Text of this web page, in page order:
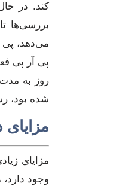
کند. در
می‌دهد، پی
پی آر پی
روز به
شده بود،
مزایای
وجود دارد،